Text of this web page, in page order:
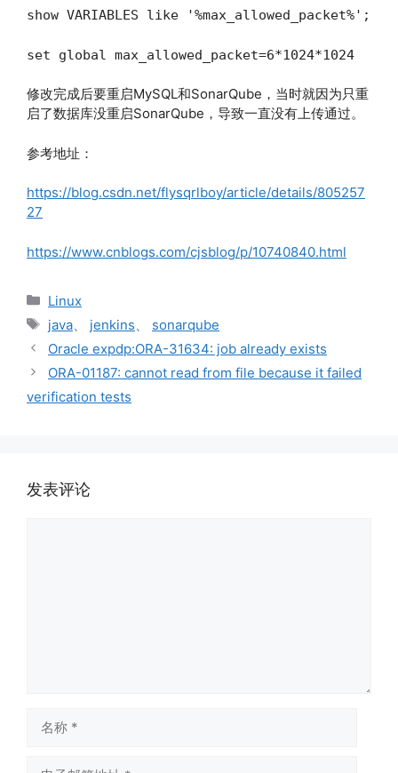
show VARIABLES like '%max_allowed_packet%';
set global max_allowed_packet=6*1024*1024
修改完成后要重启MySQL和SonarQube，当时就因为只重
启了数据库没重启SonarQube，导致一直没有上传通过。
参考地址：
https://blog.csdn.net/flysqrlboy/article/details/805257
27
https://www.cnblogs.com/cjsblog/p/10740840.html
分
类
Linux
标
签
java jenkins
sonarqube
Oracle expdp:ORA-31634: job already exists
ORA-01187: cannot read from file because it failed
verification tests
发表评论